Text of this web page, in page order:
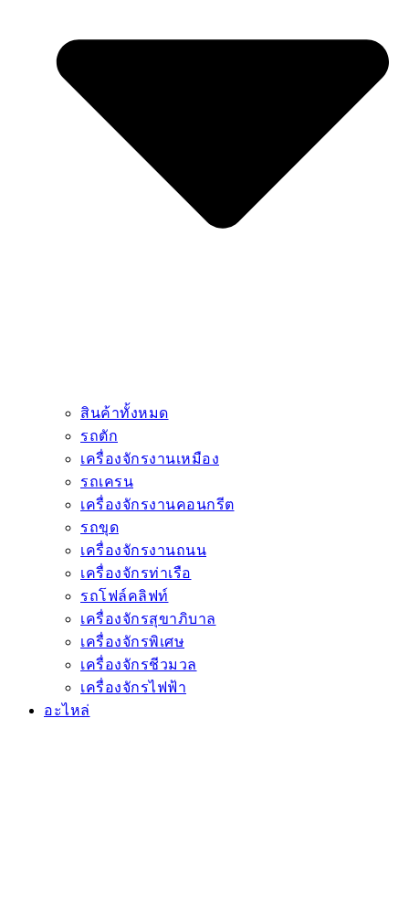
สินค้าทั้งหมด
รถตัก
เครื่องจักรงานเหมือง
รถเครน
เครื่องจักรงานคอนกรีต
รถขุด
เครื่องจักรงานถนน
เครื่องจักรท่าเรือ
รถโฟล์คลิฟท์
เครื่องจักรสุขาภิบาล
เครื่องจักรพิเศษ
เครื่องจักรชีวมวล
เครื่องจักรไฟฟ้า
อะไหล่